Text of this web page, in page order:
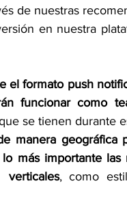
de nuestras
en nuestra
el formato push
funcionar como
se tienen durante
manera
más importante
verticales, como